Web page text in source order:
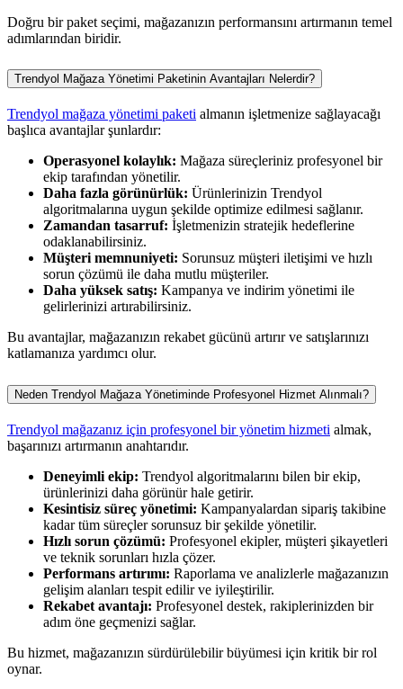
Doğru bir paket seçimi, mağazanızın performansını artırmanın temel
adımlarından biridir.
Trendyol Mağaza Yönetimi Paketinin Avantajları Nelerdir?
Trendyol mağaza yönetimi paketi almanın işletmenize sağlayacağı
başlıca avantajlar şunlardır:
Operasyonel kolaylık: Mağaza süreçleriniz profesyonel bir
ekip tarafından yönetilir.
Daha fazla görünürlük: Ürünlerinizin Trendyol
algoritmalarına uygun şekilde optimize edilmesi sağlanır.
Zamandan tasarruf: İşletmenizin stratejik hedeflerine
odaklanabilirsiniz.
Müşteri memnuniyeti: Sorunsuz müşteri iletişimi ve hızlı
sorun çözümü ile daha mutlu müşteriler.
Daha yüksek satış: Kampanya ve indirim yönetimi ile
gelirlerinizi artırabilirsiniz.
Bu avantajlar, mağazanızın rekabet gücünü artırır ve satışlarınızı
katlamanıza yardımcı olur.
Neden Trendyol Mağaza Yönetiminde Profesyonel Hizmet Alınmalı?
Trendyol mağazanız için profesyonel bir yönetim hizmeti almak,
başarınızı artırmanın anahtarıdır.
Deneyimli ekip: Trendyol algoritmalarını bilen bir ekip,
ürünlerinizi daha görünür hale getirir.
Kesintisiz süreç yönetimi: Kampanyalardan sipariş takibine
kadar tüm süreçler sorunsuz bir şekilde yönetilir.
Hızlı sorun çözümü: Profesyonel ekipler, müşteri şikayetleri
ve teknik sorunları hızla çözer.
Performans artırımı: Raporlama ve analizlerle mağazanızın
gelişim alanları tespit edilir ve iyileştirilir.
Rekabet avantajı: Profesyonel destek, rakiplerinizden bir
adım öne geçmenizi sağlar.
Bu hizmet, mağazanızın sürdürülebilir büyümesi için kritik bir rol
oynar.